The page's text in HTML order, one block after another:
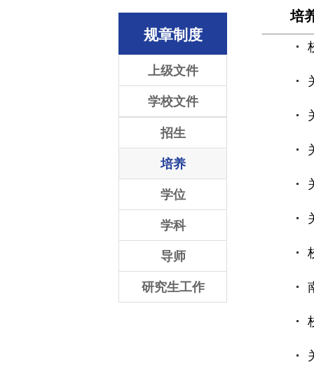
规章制度
上级文件
学校文件
招生
培养
学位
学科
导师
研究生工作
培